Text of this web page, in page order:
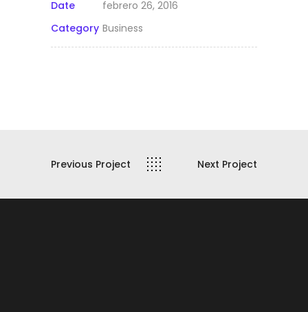
Date
febrero 26, 2016
Category Business
Previous Project Next Project